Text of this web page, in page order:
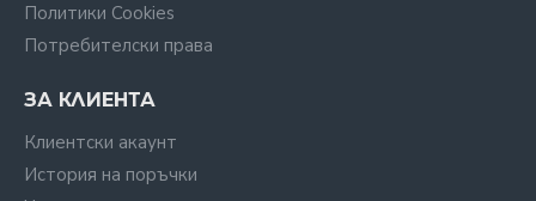
Политики Cookies
Потребителски права
ЗА КЛИЕНТА
Клиентски акаунт
История на поръчки